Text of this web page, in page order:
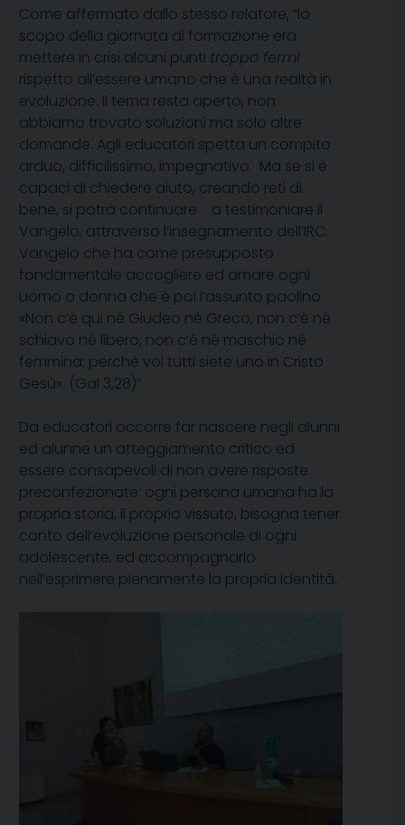
Come affermato dallo stesso relatore, “lo
scopo della giornata di formazione era
mettere in crisi alcuni punti troppo fermi
rispetto all’essere umano che è una realtà in
evoluzione. Il tema resta aperto, non
abbiamo trovato soluzioni ma solo altre
domande. Agli educatori spetta un compito
arduo, difficilissimo, impegnativo. Ma se si è
capaci di chiedere aiuto, creando reti di
bene, si potrà continuare a testimoniare il
Vangelo, attraverso l’insegnamento dell’IRC.
Vangelo che ha come presupposto
fondamentale accogliere ed amare ogni
uomo o donna che è poi l’assunto paolino
«Non c’è qui né Giudeo né Greco, non c’è né
schiavo né libero, non c’è né maschio né
femmina; perché voi tutti siete uno in Cristo
Gesù». (Gal 3,28)”
Da educatori occorre far nascere negli alunni
ed alunne un atteggiamento critico ed
essere consapevoli di non avere risposte
preconfezionate: ogni persona umana ha la
propria storia, il proprio vissuto, bisogna tener
conto dell’evoluzione personale di ogni
adolescente, ed accompagnarlo
nell’esprimere pienamente la propria identità.